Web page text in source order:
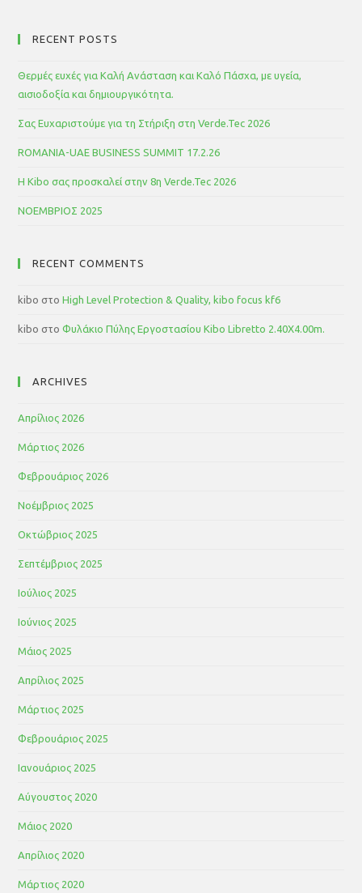
RECENT POSTS
Θερμές ευχές για Καλή Ανάσταση και Καλό Πάσχα, με υγεία,
αισιοδοξία και δημιουργικότητα.
Σας Ευχαριστούμε για τη Στήριξη στη Verde.Tec 2026
ROMANIA-UAE BUSINESS SUMMIT 17.2.26
Η Kibo σας προσκαλεί στην 8η Verde.Tec 2026
ΝΟΕΜΒΡΙΟΣ 2025
RECENT COMMENTS
kibo στοHigh Level Protection & Quality, kibo focus kf6
kibo στοΦυλάκιο Πύλης Εργοστασίου Kibo Libretto 2.40Χ4.00m.
ARCHIVES
Απρίλιος 2026
Μάρτιος 2026
Φεβρουάριος 2026
Νοέμβριος 2025
Οκτώβριος 2025
Σεπτέμβριος 2025
Ιούλιος 2025
Ιούνιος 2025
Μάιος 2025
Απρίλιος 2025
Μάρτιος 2025
Φεβρουάριος 2025
Ιανουάριος 2025
Αύγουστος 2020
Μάιος 2020
Απρίλιος 2020
Μάρτιος 2020